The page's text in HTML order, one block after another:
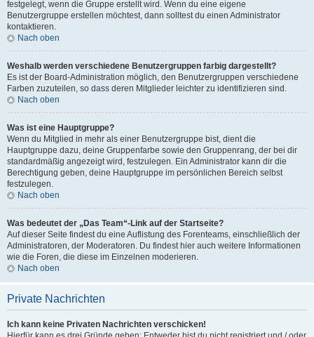
festgelegt, wenn die Gruppe erstellt wird. Wenn du eine eigene
Benutzergruppe erstellen möchtest, dann solltest du einen Administrator
kontaktieren.
Nach oben
Weshalb werden verschiedene Benutzergruppen farbig dargestellt?
Es ist der Board-Administration möglich, den Benutzergruppen verschiedene
Farben zuzuteilen, so dass deren Mitglieder leichter zu identifizieren sind.
Nach oben
Was ist eine Hauptgruppe?
Wenn du Mitglied in mehr als einer Benutzergruppe bist, dient die
Hauptgruppe dazu, deine Gruppenfarbe sowie den Gruppenrang, der bei dir
standardmäßig angezeigt wird, festzulegen. Ein Administrator kann dir die
Berechtigung geben, deine Hauptgruppe im persönlichen Bereich selbst
festzulegen.
Nach oben
Was bedeutet der „Das Team“-Link auf der Startseite?
Auf dieser Seite findest du eine Auflistung des Forenteams, einschließlich der
Administratoren, der Moderatoren. Du findest hier auch weitere Informationen
wie die Foren, die diese im Einzelnen moderieren.
Nach oben
Private Nachrichten
Ich kann keine Privaten Nachrichten verschicken!